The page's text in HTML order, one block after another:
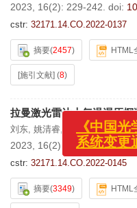
2023, 16(2): 229-242. doi:
cstr: 32171.14.CO.2022-0137
摘要(2457) HTML
[施引文献] (8)
拉曼激光雷达大气温湿压
刘东, 姚清睿, 张思诺,高佳欣,
2023, 16(2): 243-257. doi:
cstr: 32171.14.CO.2022-0145
摘要(3349) HTML
《中国
系统变